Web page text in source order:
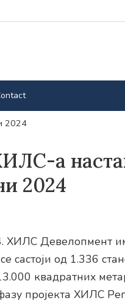
2024
а
2024
ХИЛС Девелопмент
састоји од 1.336
квадратних
пројекта ХИЛС